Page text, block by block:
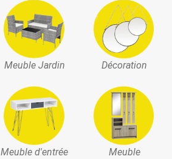
Meuble Jardin Décoration
Meuble d'entrée
Meuble